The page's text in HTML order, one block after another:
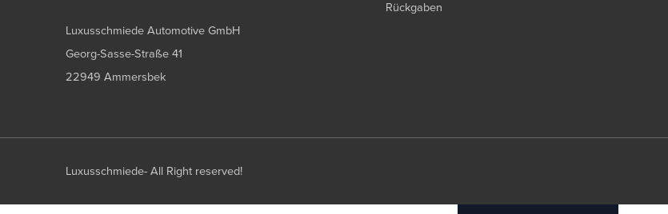
Luxusschmiede Automotive GmbH
Georg-Sasse-Straße 41
22949 Ammersbek
Rückgaben
Luxusschmiede- All Right reserved!